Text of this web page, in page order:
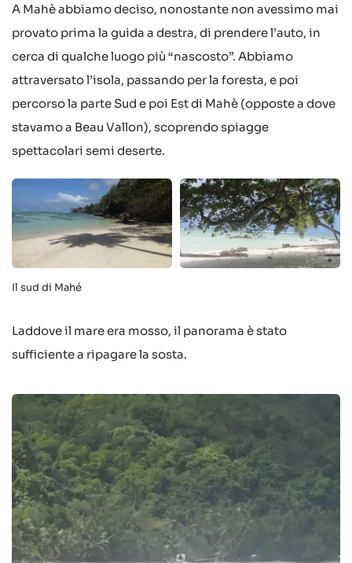
A Mahè abbiamo deciso, nonostante non avessimo mai
provato prima la guida a destra, di prendere l’auto, in
cerca di qualche luogo più “nascosto”. Abbiamo
attraversato l’isola, passando per la foresta, e poi
percorso la parte Sud e poi Est di Mahè (opposte a dove
stavamo a Beau Vallon), scoprendo spiagge
spettacolari semi deserte.
Il sud di Mahé
Laddove il mare era mosso, il panorama è stato
sufficiente a ripagare la sosta.